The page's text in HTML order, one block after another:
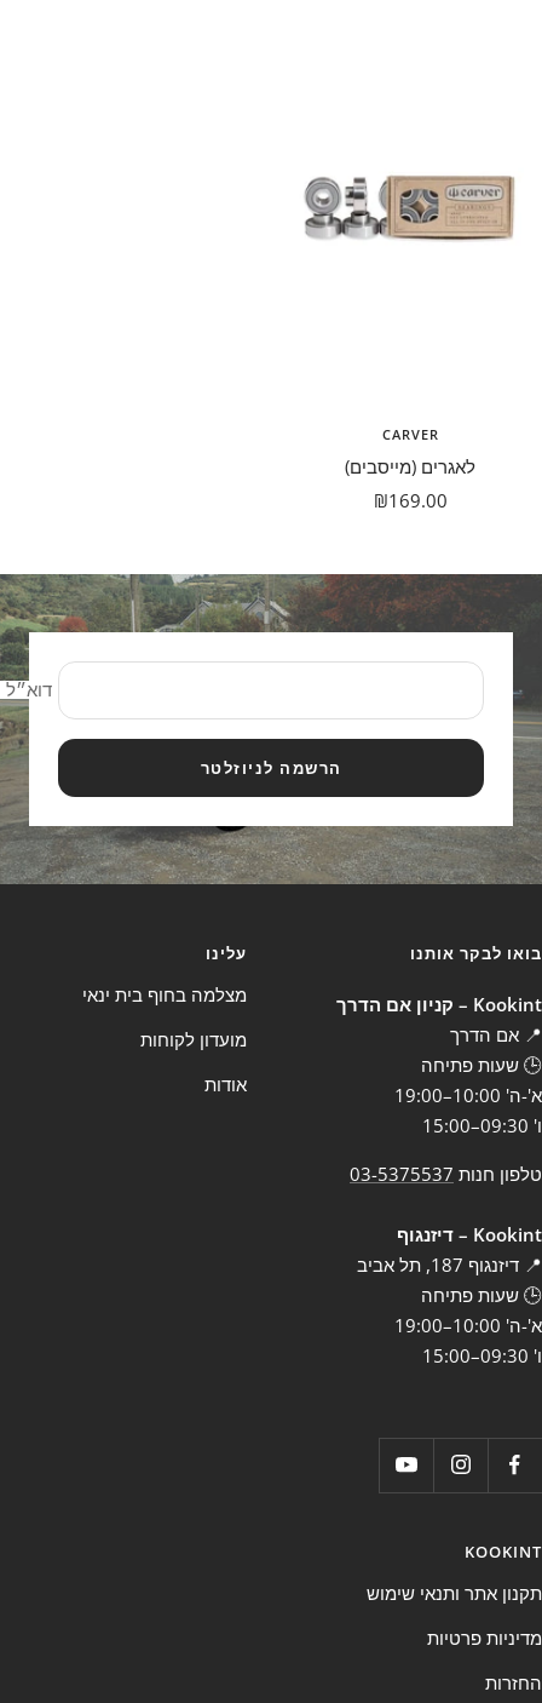
CARVER
לאגרים (מייסבים)
מבצע
₪169.00
דוא״ל
הרשמה לניוזלטר
בואו לבקר אותנו
Kookint – קניון אם הדרך
📍 אם הדרך
🕒 שעות פתיחה
א'-ה' 10:00–19:00
ו' 09:30–15:00
טלפון חנות 03-5375537
Kookint – דיזנגוף
📍 דיזנגוף 187, תל אביב
🕒 שעות פתיחה
א'-ה' 10:00–19:00
ו' 09:30–15:00
עלינו
מצלמה בחוף בית ינאי
מועדון לקוחות
אודות
KOOKINT
תקנון אתר ותנאי שימוש
מדיניות פרטיות
החזרות